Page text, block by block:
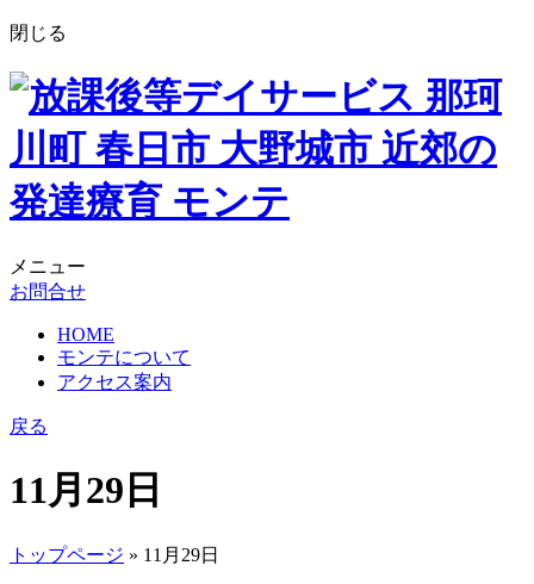
閉じる
メニュー
お問合せ
HOME
モンテについて
アクセス案内
戻る
11月29日
トップページ » 11月29日